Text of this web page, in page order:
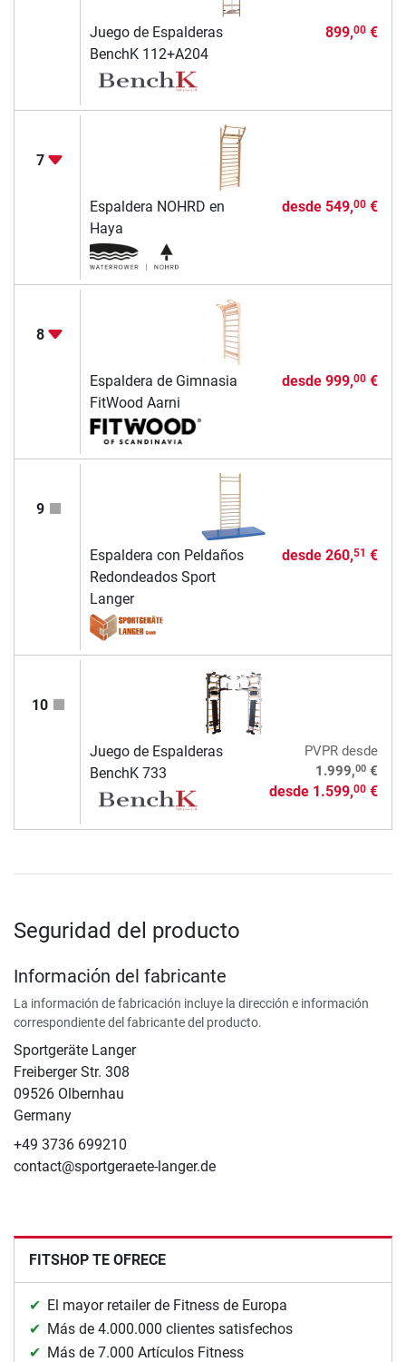
Juego de Espalderas
BenchK 112+A204
899,00€
7
Espaldera NOHRD en
Haya
desde 549,00€
8
Espaldera de Gimnasia
FitWood Aarni
desde 999,00€
9
Espaldera con Peldaños
Redondeados Sport
Langer
desde 260,51 €
10
Juego de Espalderas
BenchK 733
PVPRdesde
1.999,00€
desde 1.599,00€
Seguridad del producto
Información del fabricante
La información de fabricación incluye la dirección e información
correspondiente del fabricante del producto.
Sportgeräte Langer
Freiberger Str. 308
09526 Olbernhau
Germany
+49 3736 699210
contact@sportgeraete-langer.de
FITSHOP TE OFRECE
El mayor retailer de Fitness de Europa
Más de 4.000.000 clientes satisfechos
Más de 7.000 Artículos Fitness